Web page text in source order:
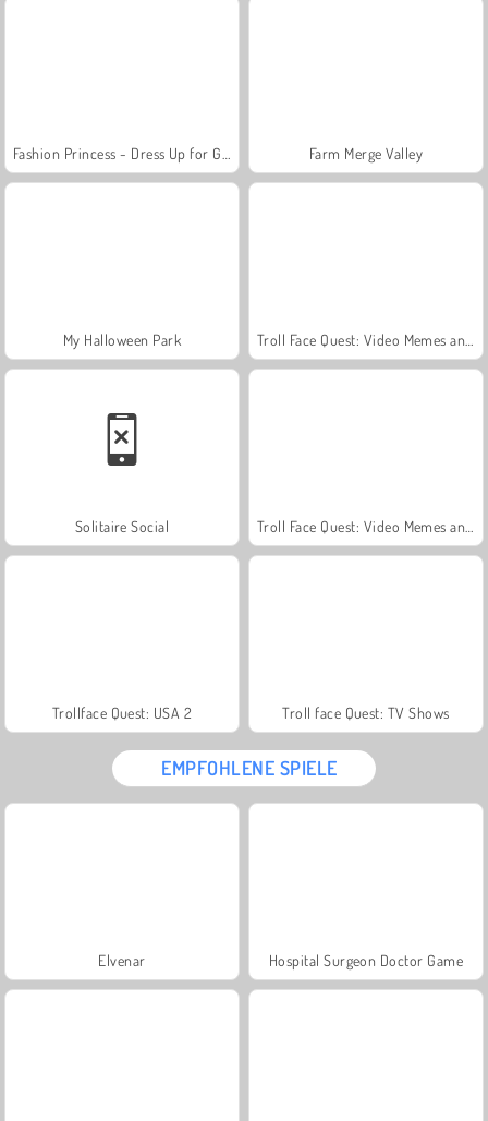
Farm Merge Valley
My Halloween Park
Solitaire Social
Trollface Quest: USA 2 Troll face Quest: TV Shows
EMPFOHLENE SPIELE
Elvenar Hospital Surgeon Doctor Game